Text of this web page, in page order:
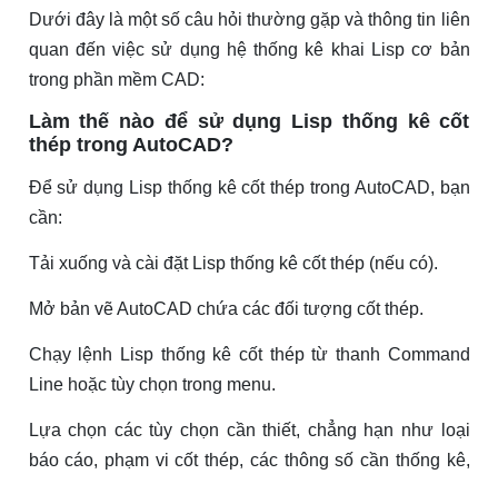
Dưới đây là một số câu hỏi thường gặp và thông tin liên
quan đến việc sử dụng hệ thống kê khai Lisp cơ bản
trong phần mềm CAD:
Làm thế nào để sử dụng Lisp thống kê cốt
thép trong AutoCAD?
Để sử dụng Lisp thống kê cốt thép trong AutoCAD, bạn
cần:
Tải xuống và cài đặt Lisp thống kê cốt thép (nếu có).
Mở bản vẽ AutoCAD chứa các đối tượng cốt thép.
Chạy lệnh Lisp thống kê cốt thép từ thanh Command
Line hoặc tùy chọn trong menu.
Lựa chọn các tùy chọn cần thiết, chẳng hạn như loại
báo cáo, phạm vi cốt thép, các thông số cần thống kê,